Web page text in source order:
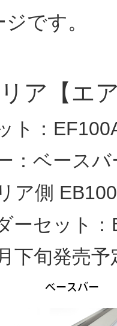
ージで
ア【エ
：
ベースバ
ア側
セット：
月下旬発